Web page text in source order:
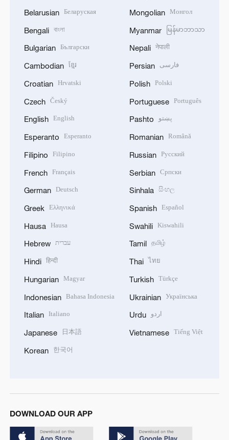
Belarusian Беларуская
Bengali বাংলা
Bulgarian Български
Cambodian ខ្មែរ
Croatian Hrvatski
Czech Český
English English
Esperanto Esperanto
Filipino Filipino
French Français
German Deutsch
Greek Ελληνικά
Hausa Hausa
Hebrew עברית
Hindi हिन्दी
Hungarian Magyar
Indonesian Bahasa Indonesia
Italian Italiano
Japanese 日本語
Korean 한국어
Mongolian Монгол
Myanmar မြန်မာဘာသာ
Nepali नेपाली
Persian فارسی
Polish Polski
Portuguese Português
Pashto پښتو
Romanian Română
Russian Русский
Serbian Српски
Sinhala සිංහල
Spanish Español
Swahili Kiswahili
Tamil தமிழ்
Thai ไทย
Turkish Türkçe
Ukrainian Українська
Urdu اردو
Vietnamese Tiếng Việt
DOWNLOAD OUR APP